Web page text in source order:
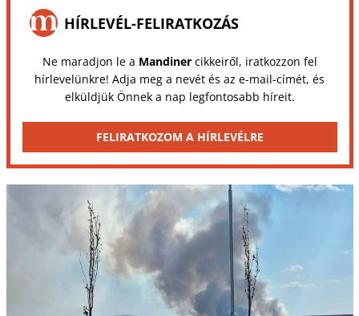
HÍRLEVÉL-FELIRATKOZÁS
Ne maradjon le a Mandinercikkeiről, iratkozzon fel
hírlevelünkre! Adja meg a nevét és az e-mail-címét, és
elküldjük Önnek a nap legfontosabb híreit.
FELIRATKOZOM A HÍRLEVÉLRE